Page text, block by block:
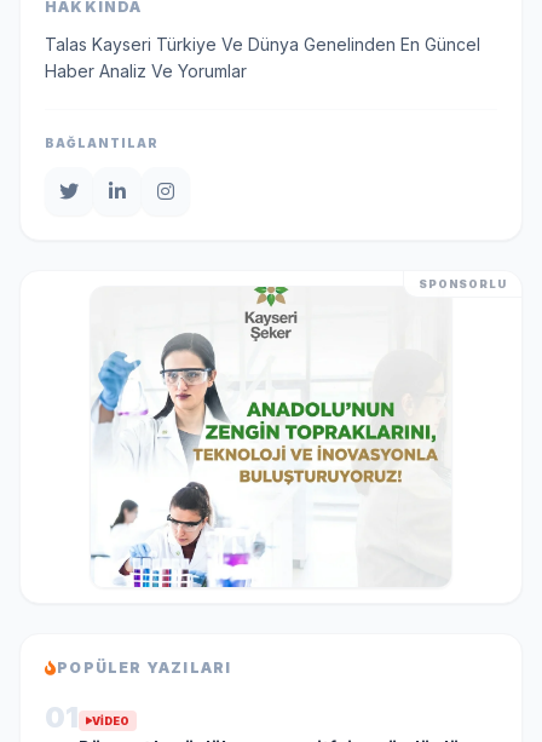
HAKKINDA
Talas Kayseri Türkiye Ve Dünya Genelinden En Güncel
Haber Analiz Ve Yorumlar
BAĞLANTILAR
SPONSORLU
POPÜLER YAZILARI
01 VIDEO